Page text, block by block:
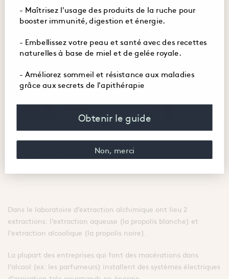
L’EXTRACTION ALCHIMIQUE LOW-
TECH DE LA PROPOLIS.
Dans le laboratoire d’extraction alchimique ont lieu 2
extractions: l’extraction aqueuse (la propolis blanche) et
l’extraction alcoolique (la propolis noire).
La plupart des entreprises qui font des macérations dans
l’alcool (ex: les parfumeurs) installent des systèmes électriques
- Maîtrisez l'usage des produits de la ruche pour
booster immunité, digestion et énergie.
- Embellissez votre peau et santé avec des recettes
naturelles à base de miel et de gelée royale.
- Améliorez sommeil et résistance aux maladies
grâce aux secrets de l'apithérapie
Obtenir le guide
Non, merci